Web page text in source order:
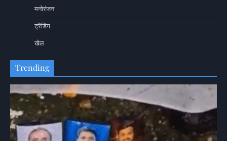
मनोरंजन
ट्रेंडिंग
खेल
Trending